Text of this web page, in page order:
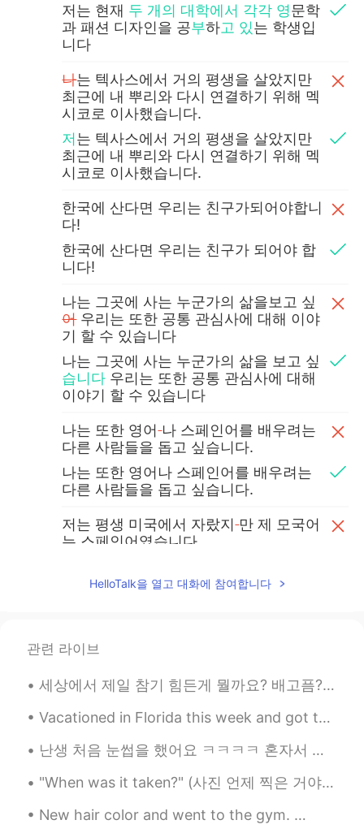
저는 현재 두 개의 대학에서 각각 영문학
과 패션 디자인을 공부하고 있는 학생입
니다
나는 텍사스에서 거의 평생을 살았지만
최근에 내 뿌리와 다시 연결하기 위해 멕
시코로 이사했습니다.
저는 텍사스에서 거의 평생을 살았지만
최근에 내 뿌리와 다시 연결하기 위해 멕
시코로 이사했습니다.
한국에 산다면 우리는 친구가되어야합니
다!
한국에 산다면 우리는 친구가 되어야 합
니다!
나는 그곳에 사는 누군가의 삶을보고 싶
어우리는 또한 공통 관심사에 대해 이야
기 할 수 있습니다
나는 그곳에 사는 누군가의 삶을 보고 싶
습니다 우리는 또한 공통 관심사에 대해
이야기 할 수 있습니다
나는 또한 영어 나 스페인어를 배우려는
다른 사람들을 돕고 싶습니다.
나는 또한 영어나 스페인어를 배우려는
다른 사람들을 돕고 싶습니다.
저는 평생 미국에서 자랐지 만 제 모국어
는 스페인어였습니다.
는 스페인어였습니다.
EN KR
but yeah! :)) I’m attending two colleges
majoring in English lit and I’m also
attending another one here which I’m
majoring in fashion yeah it kinda a lot 🙈
Lucia 2021.01.02 02:10
KR EN
HelloTalk을 열고 대화에 참여합니다
관련 라이브
세상에서 제일 참기 힘든게 뭘까요? 배고픔? 목마름? 잠? 웃음? 눈물? 욕? 유혹? 화장실? 통증? 세일? 문자 확인? SNS 확인? 금주? 금연? 게임? 미루기? 비밀 ...
Vacationed in Florida this week and got to see the alligators 🙂 Place has grown so much since I l...
난생 처음 눈썹을 했어요 ㅋㅋㅋㅋ 혼자서 한게 아니고 친구가 해주고 싶다고 해줬어요 제가 몇개월 전에 '첫체험' 기록장을 만들었어요 뭔가 삶이 지루하다고 느껴질때 저에게 ...
"When was it taken?" (사진 언제 찍은 거야?) "She is beauiful" (그녀는 아르답다) "Not a typo" (오타가 아님) "티없이 아름다운"...
New hair color and went to the gym. 👩🏻‍🦰 Also did some shopping 😄🛍 What about you my lovely fri...